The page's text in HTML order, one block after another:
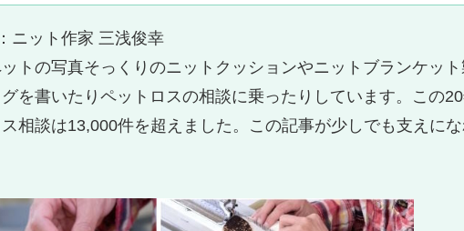
ニット作家 三浅俊幸
トの写真そっくりのニットクッションやニットブランケッ
を書いたりペットロスの相談に乗ったりしています。この
相談は13,000件を超えました。この記事が少しでも支えに